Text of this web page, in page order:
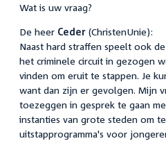
Wat is uw vraag?
De heer Ceder (ChristenUnie):
Naast hard straffen speelt ook
het criminele circuit in gezogen
vinden om eruit te stappen. Je
want dan zijn er gevolgen. Mijn
toezeggen in gesprek te gaan
instanties van grote steden om
uitstapprogramma's voor